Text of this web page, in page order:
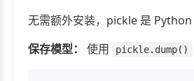
无需额外安装，pickle 是 Python
保存模型：
使用 pickle.dump()